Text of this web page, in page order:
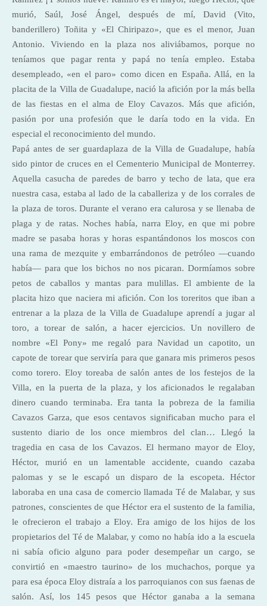
murió, Saúl, José Ángel, después de mí, David (Vito,
banderillero) Toñita y «El Chiripazo», que es el menor, Juan
Antonio. Viviendo en la plaza nos aliviábamos, porque no
teníamos que pagar renta y papá no tenía empleo. Estaba
desempleado, «en el paro» como dicen en España. Allá, en la
placita de la Villa de Guadalupe, nació la afición por la más bella
de las fiestas en el alma de Eloy Cavazos. Más que afición,
pasión por una profesión que le daría todo en la vida. En
especial el reconocimiento del mundo.
Papá antes de ser guardaplaza de la Villa de Guadalupe, había
sido pintor de cruces en el Cementerio Municipal de Monterrey.
Aquella casucha de paredes de barro y techo de lata, que era
nuestra casa, estaba al lado de la caballeriza y de los corrales de
la plaza de toros. Durante el verano era calurosa y se llenaba de
plaga y de ratas. Noches había, narra Eloy, en que mi pobre
madre se pasaba horas y horas espantándonos los moscos con
una rama de mezquite y embarrándonos de petróleo —cuando
había— para que los bichos no nos picaran. Dormíamos sobre
petos de caballos y mantas para mulillas. El ambiente de la
placita hizo que naciera mi afición. Con los toreritos que iban a
entrenar a la plaza de la Villa de Guadalupe aprendí a jugar al
toro, a torear de salón, a hacer ejercicios. Un novillero de
nombre «El Pony» me regaló para Navidad un capotito, un
capote de torear que serviría para que ganara mis primeros pesos
como torero. Eloy toreaba de salón antes de los festejos de la
Villa, en la puerta de la plaza, y los aficionados le regalaban
dinero cuando terminaba. Era tanta la pobreza de la familia
Cavazos Garza, que esos centavos significaban mucho para el
sustento diario de los once miembros del clan… Llegó la
tragedia en casa de los Cavazos. El hermano mayor de Eloy,
Héctor, murió en un lamentable accidente, cuando cazaba
palomas y se le escapó un disparo de la escopeta. Héctor
laboraba en una casa de comercio llamada Té de Malabar, y sus
patrones, conscientes de que Héctor era el sustento de la familia,
le ofrecieron el trabajo a Eloy. Era amigo de los hijos de los
propietarios del Té de Malabar, y como no había ido a la escuela
ni sabía oficio alguno para poder desempeñar un cargo, se
convirtió en «maestro taurino» de los muchachos, porque ya
para esa época Eloy distraía a los parroquianos con sus faenas de
salón. Así, los 145 pesos que Héctor ganaba a la semana